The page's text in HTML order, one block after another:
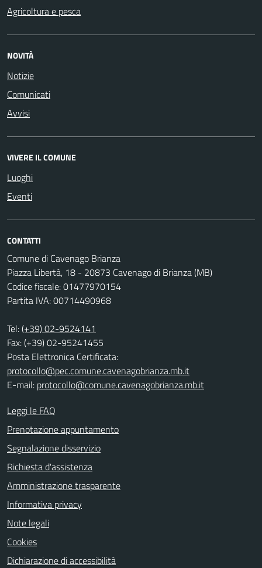
Agricoltura e pesca
NOVITÀ
Notizie
Comunicati
Avvisi
VIVERE IL COMUNE
Luoghi
Eventi
CONTATTI
Comune di Cavenago Brianza
Piazza Libertà, 18 - 20873 Cavenago di Brianza (MB)
Codice fiscale: 01477970154
Partita IVA: 00714490968
Tel:(+39) 02-9524141
Fax: (+39) 02-95241455
Posta Elettronica Certificata:
protocollo@pec.comune.cavenagobrianza.mb.it
E-mail: protocollo@comune.cavenagobrianza.mb.it
Leggi le FAQ
Prenotazione appuntamento
Segnalazione disservizio
Richiesta d'assistenza
Amministrazione trasparente
Informativa privacy
Note legali
Cookies
Dichiarazione di accessibilità